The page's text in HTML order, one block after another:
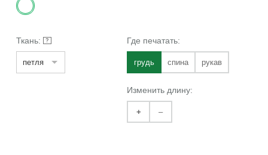
Ткань: ?
петля
Где печатать:
грудь спина рукав
Изменить длину:
+ –